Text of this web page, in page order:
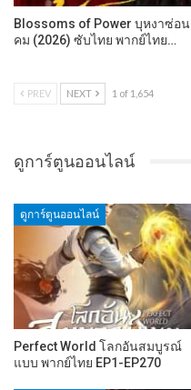
Blossoms of Power บุหงาซ่อน
คม (2026) ซับไทย พากย์ไทย…
PREV NEXT 1 of 1,654
ดูการ์ตูนออนไลน์
ดูการ์ตูนออนไลน์
Perfect World โลกอันสมบูรณ์
แบบ พากย์ไทย EP1-EP270